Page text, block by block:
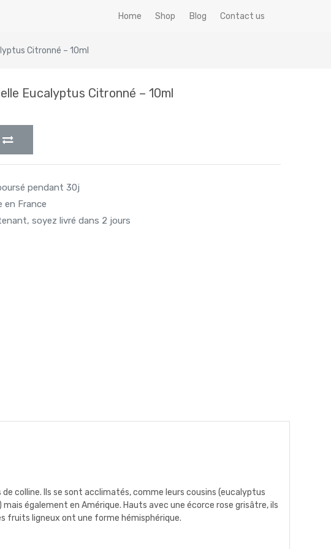
Home Shop Blog Contact us
Citronné – 10ml
Eucalyptus Citronné – 10ml
pendant 30j
en France
soyez livré dans 2 jours
colline. Ils se sont acclimatés, comme leurs cousins (eucalyptus
également en Amérique. Hauts avec une écorce rose grisâtre, ils
fruits ligneux ont une forme hémisphérique.